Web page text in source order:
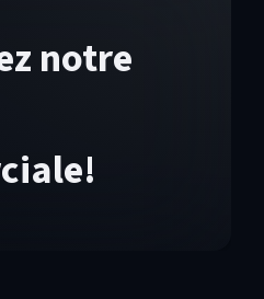
notre